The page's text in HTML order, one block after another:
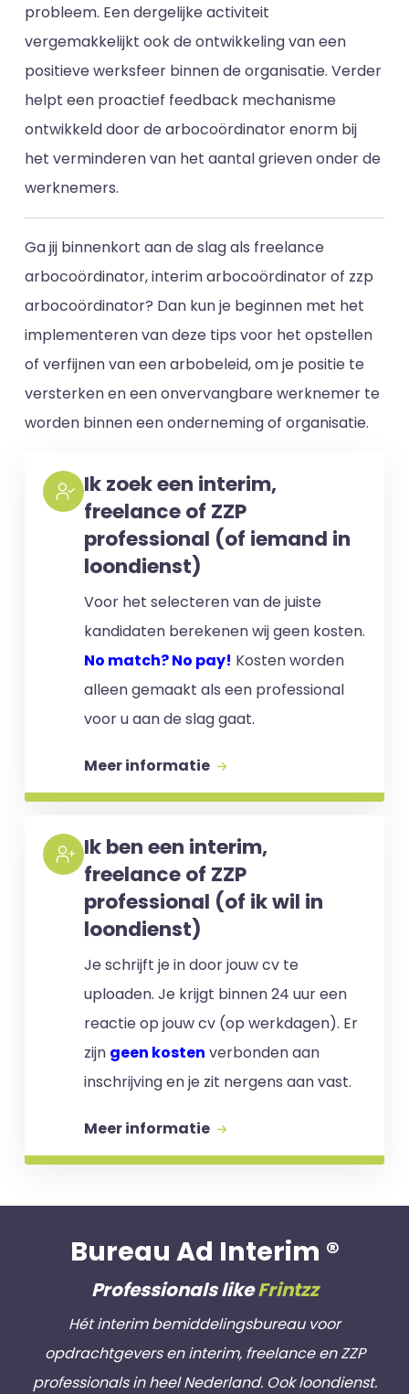
probleem. Een dergelijke activiteit
vergemakkelijkt ook de ontwikkeling van een
positieve werksfeer binnen de organisatie. Verder
helpt een proactief feedback mechanisme
ontwikkeld door de arbocoördinator enorm bij
het verminderen van het aantal grieven onder de
werknemers.
Ga jij binnenkort aan de slag als freelance
arbocoördinator, interim arbocoördinator of zzp
arbocoördinator? Dan kun je beginnen met het
implementeren van deze tips voor het opstellen
of verfijnen van een arbobeleid, om je positie te
versterken en een onvervangbare werknemer te
worden binnen een onderneming of organisatie.
Ik zoek een interim,
freelance of ZZP
professional (of iemand in
loondienst)
Voor het selecteren van de juiste
kandidaten berekenen wij geen kosten.
No match? No pay! Kosten worden
alleen gemaakt als een professional
voor u aan de slag gaat.
Meer informatie
Ik ben een interim,
freelance of ZZP
professional (of ik wil in
loondienst)
Je schrijft je in door jouw cv te
uploaden. Je krijgt binnen 24 uur een
reactie op jouw cv (op werkdagen). Er
zijn geen kosten verbonden aan
inschrijving en je zit nergens aan vast.
Meer informatie
Bureau Ad Interim ®
Professionals likeFrintzz
Hét interim bemiddelingsbureau voor
opdrachtgevers en interim, freelance en ZZP
professionals in heel Nederland. Ook loondienst.